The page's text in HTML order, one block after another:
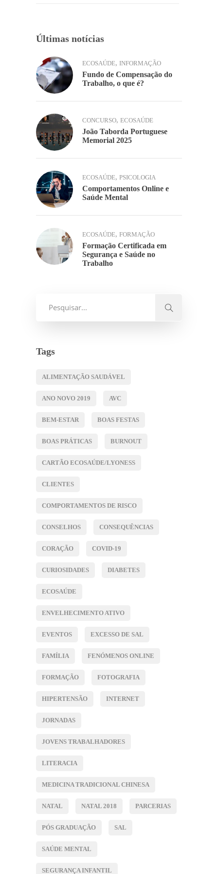
Últimas notícias
ECOSAÚDE, INFORMAÇÃO
Fundo de Compensação do
Trabalho, o que é?
CONCURSO, ECOSAÚDE
João Taborda Portuguese
Memorial 2025
ECOSAÚDE, PSICOLOGIA
Comportamentos Online e
Saúde Mental
ECOSAÚDE, FORMAÇÃO
Formação Certificada em
Segurança e Saúde no
Trabalho
Tags
ALIMENTAÇÃO SAUDÁVEL
ANO NOVO 2019 AVC
BEM-ESTAR BOAS FESTAS
BOAS PRÁTICAS BURNOUT
CARTÃO ECOSAÚDE/LYONESS
CLIENTES
COMPORTAMENTOS DE RISCO
CONSELHOS CONSEQUÊNCIAS
CORAÇÃO COVID-19
CURIOSIDADES DIABETES
ECOSAÚDE
ENVELHECIMENTO ATIVO
EVENTOS EXCESSO DE SAL
FAMÍLIA FENÓMENOS ONLINE
FORMAÇÃO FOTOGRAFIA
HIPERTENSÃO INTERNET
JORNADAS
JOVENS TRABALHADORES
LITERACIA
MEDICINA TRADICIONAL CHINESA
NATAL NATAL 2018 PARCERIAS
PÓS GRADUAÇÃO SAL
SAÚDE MENTAL
SEGURANÇA INFANTIL